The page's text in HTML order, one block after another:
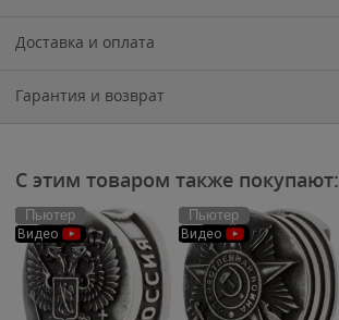
Доставка и оплата
Гарантия и возврат
С этим товаром также покупают:
Пьютер
Видео
Пьютер
Видео